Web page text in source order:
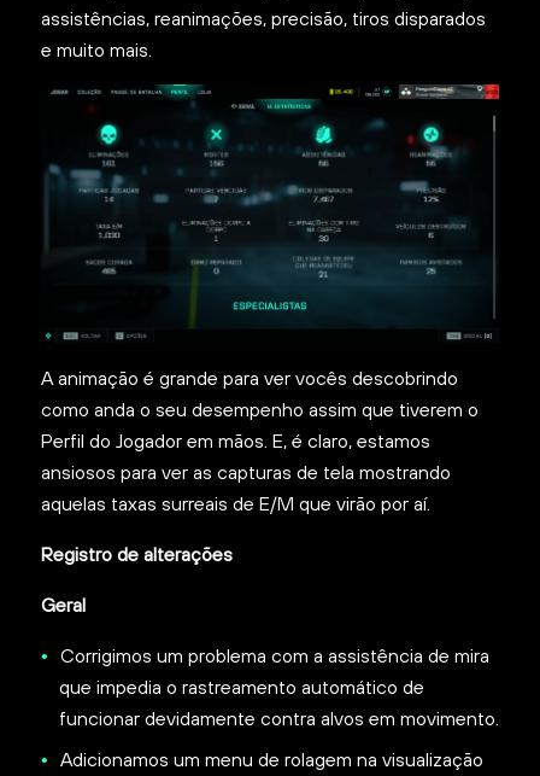
assistências, reanimações, precisão, tiros disparados
e muito mais.
A animação é grande para ver vocês descobrindo
como anda o seu desempenho assim que tiverem o
Perfil do Jogador em mãos. E, é claro, estamos
ansiosos para ver as capturas de tela mostrando
aquelas taxas surreais de E/M que virão por aí.
Registro de alterações
Geral
Corrigimos um problema com a assistência de mira
que impedia o rastreamento automático de
funcionar devidamente contra alvos em movimento.
Adicionamos um menu de rolagem na visualização